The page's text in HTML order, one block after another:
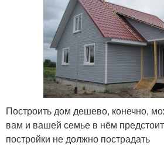
Построить дом дешево, конечно,
вам и вашей семье в нём
постройки не должно пострадать